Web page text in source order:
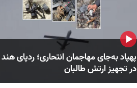
پهپاد به‌جای مهاجمان انتحاری؛ ردپای هند
در تجهیز ارتش طالبان